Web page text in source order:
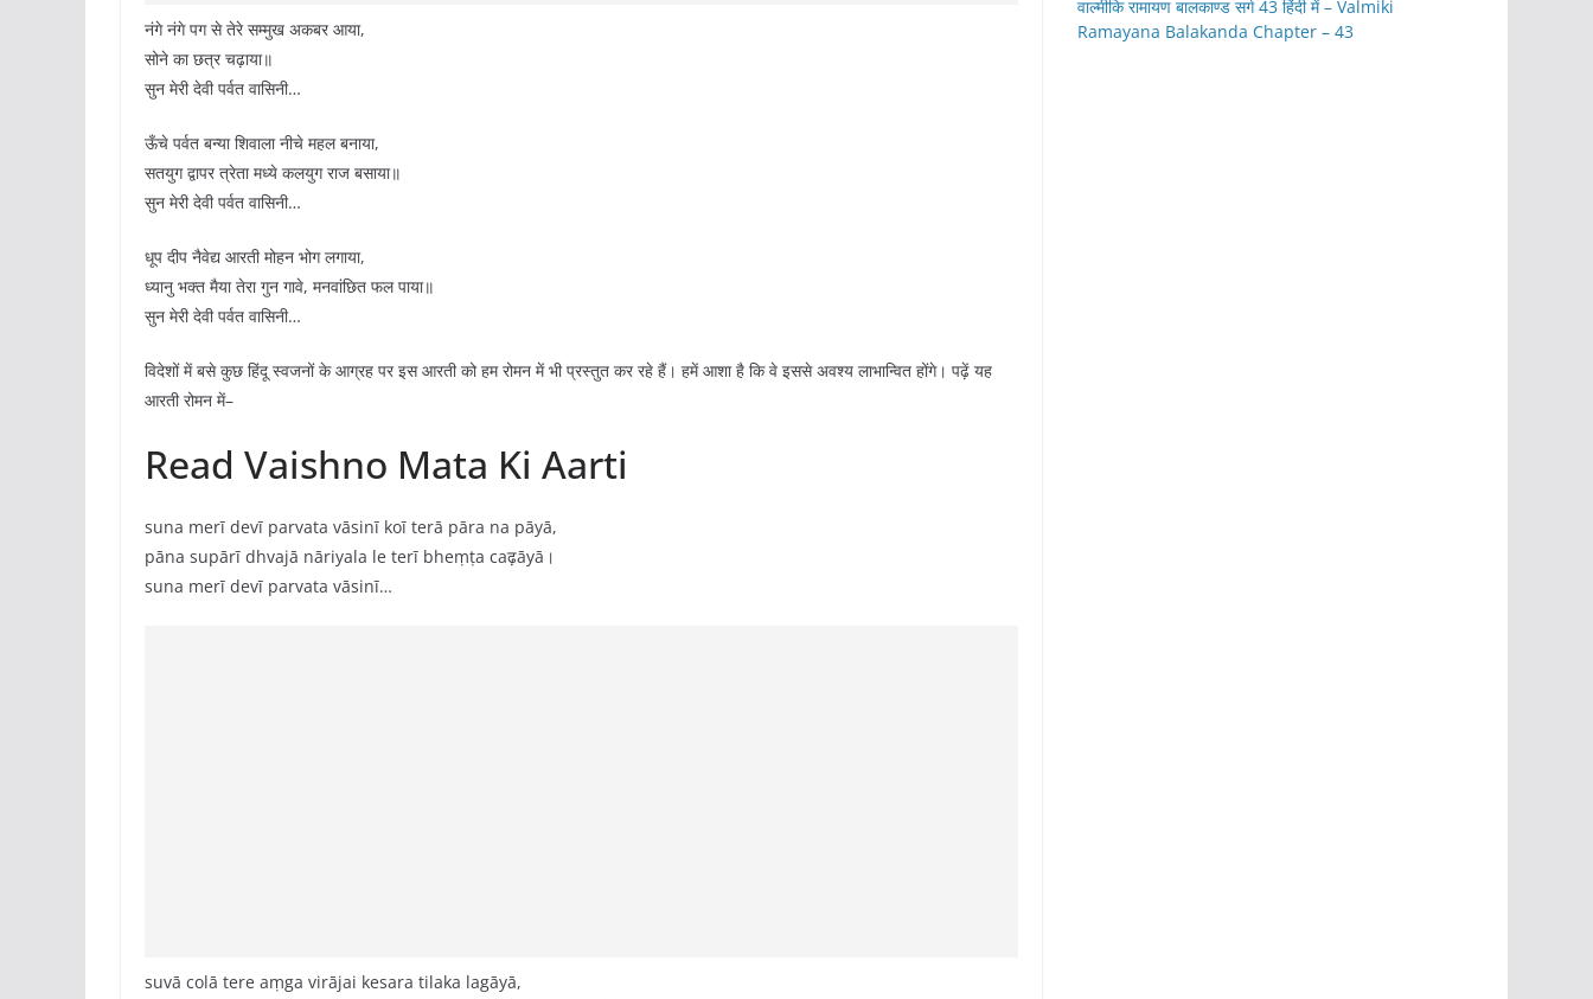
नंगे नंगे पग से तेरे सम्मुख अकबर आया,
सोने का छत्र चढ़ाया॥
सुन मेरी देवी पर्वत वासिनी…
ऊँचे पर्वत बन्या शिवाला नीचे महल बनाया,
सतयुग द्वापर त्रेता मध्ये कलयुग राज बसाया॥
सुन मेरी देवी पर्वत वासिनी…
धूप दीप नैवेद्य आरती मोहन भोग लगाया,
ध्यानु भक्त मैया तेरा गुन गावे, मनवांछित फल पाया॥
सुन मेरी देवी पर्वत वासिनी…
विदेशों में बसे कुछ हिंदू स्वजनों के आग्रह पर इस आरती को हम रोमन में भी प्रस्तुत कर रहे हैं। हमें आशा है कि वे इससे अवश्य लाभान्वित होंगे। पढ़ें यह
आरती रोमन में–
Read Vaishno Mata Ki Aarti
suna merī devī parvata vāsinī koī terā pāra na pāyā,
pāna supārī dhvajā nāriyala le terī bheṃṭa caढ़āyā।
suna merī devī parvata vāsinī…
suvā colā tere aṃga virājai kesara tilaka lagāyā,
वाल्मीकि रामायण बालकाण्ड सर्ग 43 हिंदी में – Valmiki
Ramayana Balakanda Chapter – 43